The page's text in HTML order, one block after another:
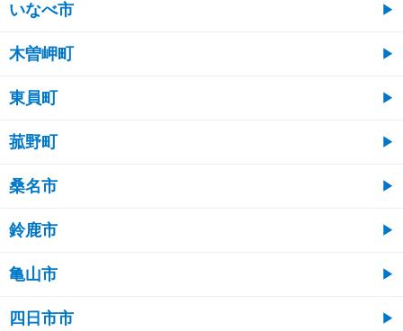
いなべ市
木曽岬町
東員町
菰野町
桑名市
鈴鹿市
亀山市
四日市市